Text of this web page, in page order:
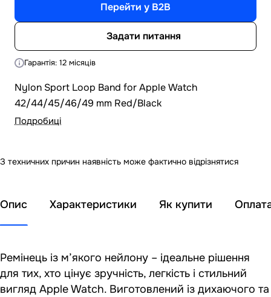
Перейти у B2B
Задати питання
Гарантія: 12 місяців
Nylon Sport Loop Band for Apple Watch
42/44/45/46/49 mm Red/Black
Подробиці
З техничних причин наявність може фактично відрізнятися
Опис Характеристики Як купити
Ремінець із м’якого нейлону – ідеальне рішення
для тих, хто цінує зручність, легкість і стильний
вигляд Apple Watch. Виготовлений із дихаючого та